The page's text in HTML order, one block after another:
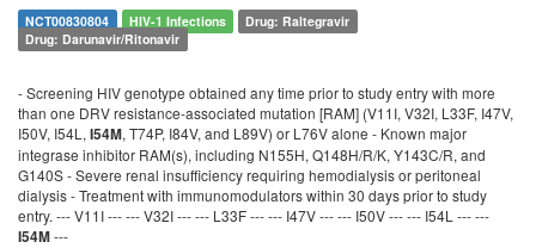
NCT00830804 HIV-1 Infections
Drug: Raltegravir
Drug: Darunavir/Ritonavir
- Screening HIV genotype obtained any time prior to study entry with more
than one DRV resistance-associated mutation [RAM] (V11I, V32I, L33F, I47V,
I50V, I54L, I54M, T74P, I84V, and L89V) or L76V alone - Known major
integrase inhibitor RAM(s), including N155H, Q148H/R/K, Y143C/R, and
G140S - Severe renal insufficiency requiring hemodialysis or peritoneal
dialysis - Treatment with immunomodulators within 30 days prior to study
entry. --- V11I --- --- V32I --- --- L33F --- --- I47V --- --- I50V --- --- I54L --- ---
I54M---